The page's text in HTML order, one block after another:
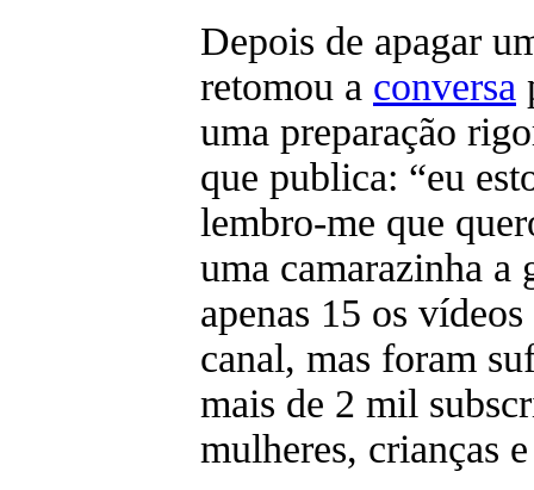
Depois de apagar
retomou a conversa
uma preparação
que publica: “eu
lembro-me que
uma camarazinha a
apenas 15 os
canal, mas foram
mais de 2 mil
mulheres, crianças